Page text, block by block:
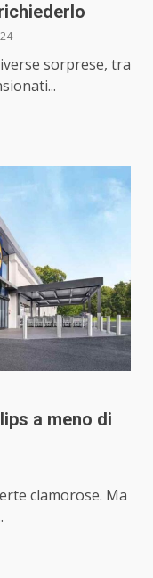
sorprese, tra
a meno di
clamorose. Ma